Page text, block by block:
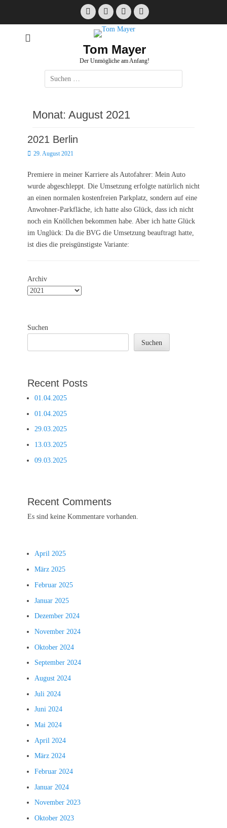
Facebook
E-
Mail
InstagramWebsite
Tom Mayer
Der Unmögliche am Anfang!
Suche
nach:
Monat: August 2021
2021 Berlin
Posted
29. August 2021
Premiere in meiner Karriere als Autofahrer: Mein Auto
wurde abgeschleppt. Die Umsetzung erfolgte natürlich nicht
an einen normalen kostenfreien Parkplatz, sondern auf eine
Anwohner-Parkfläche, ich hatte also Glück, dass ich nicht
noch ein Knöllchen bekommen habe. Aber ich hatte Glück
im Unglück: Da die BVG die Umsetzung beauftragt hatte,
ist dies die preisgünstigste Variante:
Archiv
Suchen
Suchen
Recent Posts
01.04.2025
01.04.2025
29.03.2025
13.03.2025
09.03.2025
Recent Comments
Es sind keine Kommentare vorhanden.
April 2025
März 2025
Februar 2025
Januar 2025
Dezember 2024
November 2024
Oktober 2024
September 2024
August 2024
Juli 2024
Juni 2024
Mai 2024
April 2024
März 2024
Februar 2024
Januar 2024
November 2023
Oktober 2023